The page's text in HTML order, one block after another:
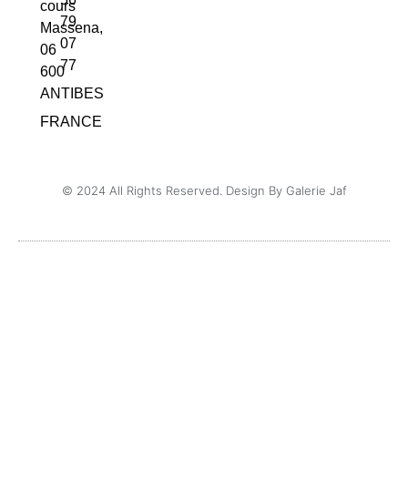
cours
Massena,
06
600
ANTIBES
FRANCE
79
07
77
© 2024 All Rights Reserved. Design By Galerie Jaf